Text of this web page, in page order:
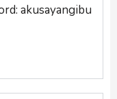
akusayangibu